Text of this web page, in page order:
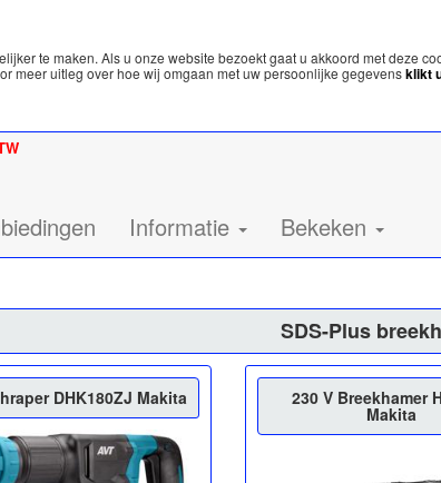
te maken. Als u onze website bezoekt gaat u akkoord met deze
meer uitleg over hoe wij omgaan met uw persoonlijke gegevensklikt
Informatie Bekeken
SDS-Plus
DHK180ZJ Makita 230 V Breekhamer
Makita